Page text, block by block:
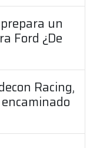
prepara un
Ford ¿De
Racing,